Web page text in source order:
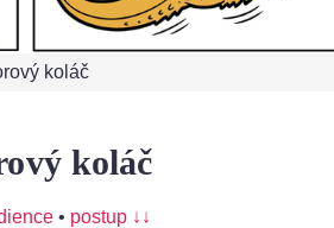
koláč
koláč
• postup ↓↓